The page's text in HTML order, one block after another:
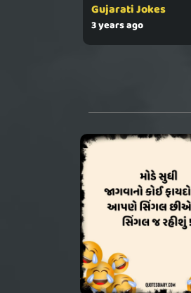
Gujarati Jokes
3 years ago